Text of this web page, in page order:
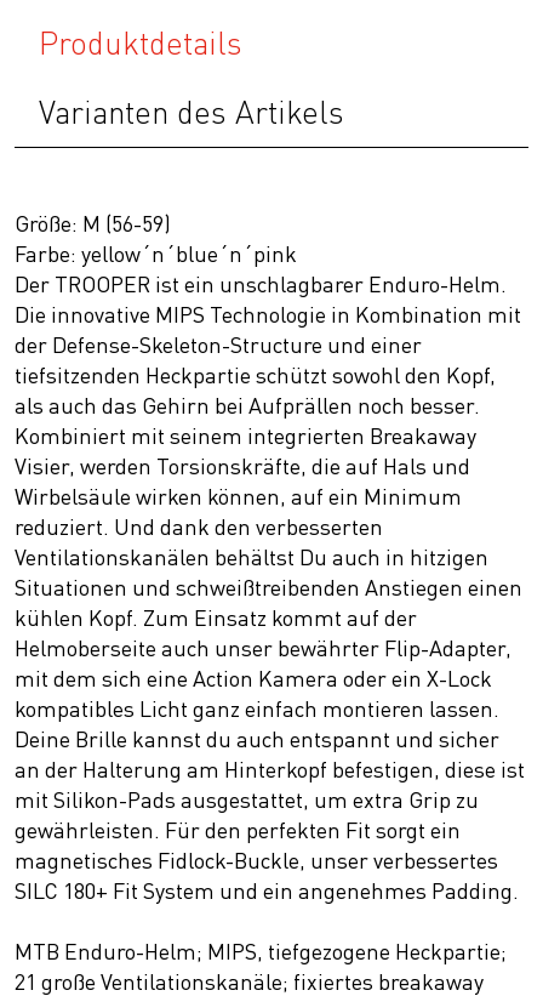
Produktdetails
Varianten des Artikels
Größe: M (56-59)
Farbe: yellow´n´blue´n´pink
Der TROOPER ist ein unschlagbarer Enduro-Helm.
Die innovative MIPS Technologie in Kombination mit
der Defense-Skeleton-Structure und einer
tiefsitzenden Heckpartie schützt sowohl den Kopf,
als auch das Gehirn bei Aufprällen noch besser.
Kombiniert mit seinem integrierten Breakaway
Visier, werden Torsionskräfte, die auf Hals und
Wirbelsäule wirken können, auf ein Minimum
reduziert. Und dank den verbesserten
Ventilationskanälen behältst Du auch in hitzigen
Situationen und schweißtreibenden Anstiegen einen
kühlen Kopf. Zum Einsatz kommt auf der
Helmoberseite auch unser bewährter Flip-Adapter,
mit dem sich eine Action Kamera oder ein X-Lock
kompatibles Licht ganz einfach montieren lassen.
Deine Brille kannst du auch entspannt und sicher
an der Halterung am Hinterkopf befestigen, diese ist
mit Silikon-Pads ausgestattet, um extra Grip zu
gewährleisten. Für den perfekten Fit sorgt ein
magnetisches Fidlock-Buckle, unser verbessertes
SILC 180+ Fit System und ein angenehmes Padding.
MTB Enduro-Helm; MIPS, tiefgezogene Heckpartie;
21 große Ventilationskanäle; fixiertes breakaway